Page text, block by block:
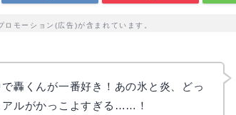
ロモーション(広告)が含まれています。
轟くんが一番好き！あの氷と炎、どっ
アルがかっこよすぎる……！